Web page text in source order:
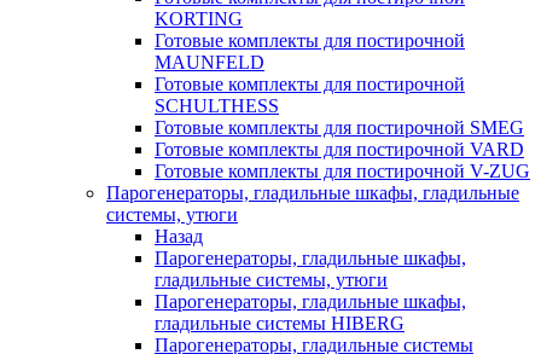
KORTING
Готовые комплекты для постирочной
MAUNFELD
Готовые комплекты для постирочной
SCHULTHESS
Готовые комплекты для постирочной SMEG
Готовые комплекты для постирочной VARD
Готовые комплекты для постирочной V-ZUG
Парогенераторы, гладильные шкафы, гладильные
системы, утюги
Назад
Парогенераторы, гладильные шкафы,
гладильные системы, утюги
Парогенераторы, гладильные шкафы,
гладильные системы HIBERG
Парогенераторы, гладильные системы